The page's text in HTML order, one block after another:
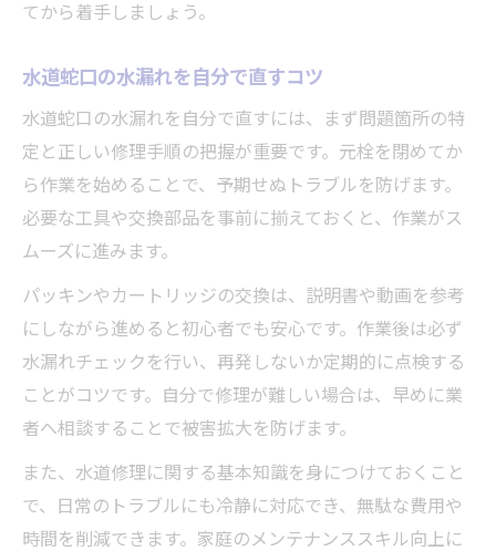
てから着手しましょう。
水道蛇口の水漏れを自分で直すコツ
水道蛇口の水漏れを自分で直すには、まず問題箇所の特
定と正しい修理手順の把握が重要です。元栓を閉めてか
ら作業を始めることで、予期せぬトラブルを防げます。
必要な工具や交換部品を事前に揃えておくと、作業がス
ムーズに進みます。
パッキンやカートリッジの交換は、説明書や動画を参考
にしながら進めると初心者でも安心です。作業後は必ず
水漏れチェックを行い、再発しないか定期的に点検する
ことがコツです。自分で修理が難しい場合は、早めに業
者へ相談することで被害拡大を防げます。
また、水道修理に関する基本知識を身につけておくこと
で、日常のトラブルにも冷静に対応でき、無駄な費用や
時間を削減できます。家庭のメンテナンススキル向上に